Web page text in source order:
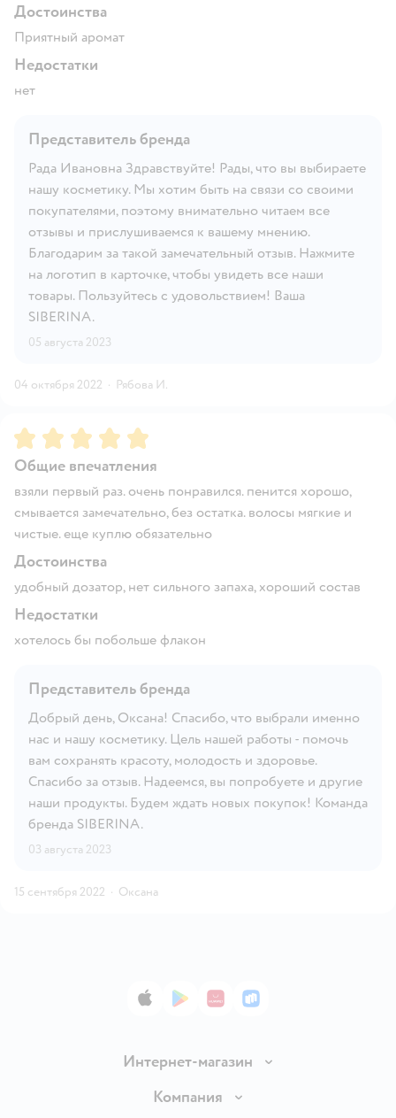
Достоинства
Приятный аромат
Недостатки
нет
Представитель бренда
Рада Ивановна Здравствуйте! Рады, что вы выбираете
нашу косметику. Мы хотим быть на связи со своими
покупателями, поэтому внимательно читаем все
отзывы и прислушиваемся к вашему мнению.
Благодарим за такой замечательный отзыв. Нажмите
на логотип в карточке, чтобы увидеть все наши
товары. Пользуйтесь с удовольствием! Ваша
SIBERINA.
05 августа 2023
04 октября 2022 · Рябова И.
Рейтинг:5
Общие впечатления
взяли первый раз. очень понравился. пенится хорошо,
смывается замечательно, без остатка. волосы мягкие и
чистые. еще куплю обязательно
Достоинства
удобный дозатор, нет сильного запаха, хороший состав
Недостатки
хотелось бы побольше флакон
Представитель бренда
Добрый день, Оксана! Спасибо, что выбрали именно
нас и нашу косметику. Цель нашей работы - помочь
вам сохранять красоту, молодость и здоровье.
Спасибо за отзыв. Надеемся, вы попробуете и другие
наши продукты. Будем ждать новых покупок! Команда
бренда SIBERINA.
03 августа 2023
15 сентября 2022 · Оксана
App StoreGoogle Play
AppGallery
RuStore
Интернет-магазин
Доставка и оплата
Компания